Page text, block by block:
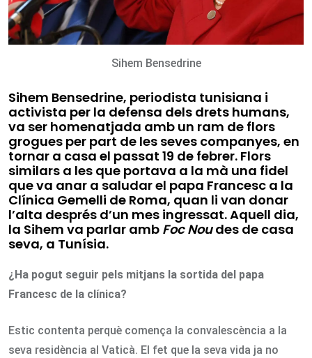
Sihem Bensedrine
Sihem Bensedrine, periodista tunisiana i
activista per la defensa dels drets humans,
va ser homenatjada amb un ram de flors
grogues per part de les seves companyes, en
tornar a casa el passat 19 de febrer. Flors
similars a les que portava a la mà una fidel
que va anar a saludar el papa Francesc a la
Clínica Gemelli de Roma, quan li van donar
l’alta després d’un mes ingressat. Aquell dia,
la Sihem va parlar amb Foc Noudes de casa
seva, a Tunísia.
¿Ha pogut seguir pels mitjans la sortida del papa
Francesc de la clínica?
Estic contenta perquè comença la convalescència a la
seva residència al Vaticà. El fet que la seva vida ja no